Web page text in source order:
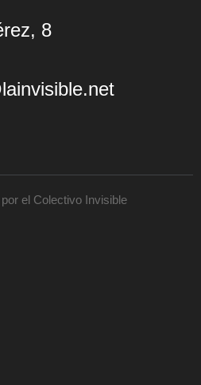
8
el Colectivo Invisible